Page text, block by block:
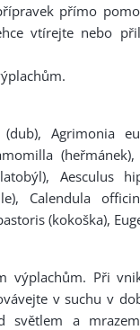
přímo
vtírejte nebo
Agrimonia
Aesculus
Calendula
(kokoška),
výplachům. Při
v suchu v
světlem a